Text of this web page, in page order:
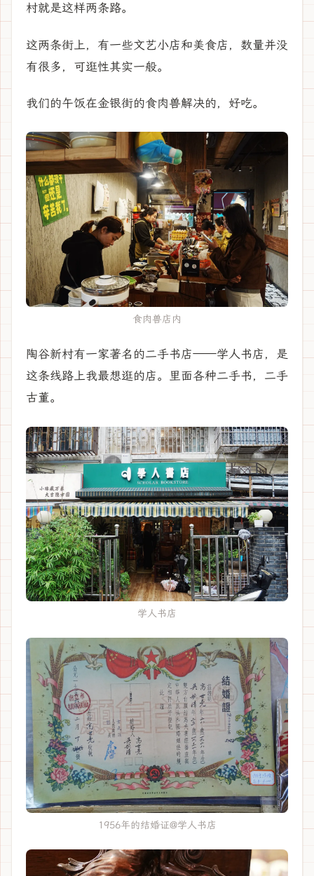
村就是这样两条路。
这两条街上，有一些文艺小店和美食店，数量并没
有很多，可逛性其实一般。
我们的午饭在金银街的食肉兽解决的，好吃。
食肉兽店内
陶谷新村有一家著名的二手书店——学人书店，是
这条线路上我最想逛的店。里面各种二手书，二手
古董。
学人书店
1956年的结婚证@学人书店